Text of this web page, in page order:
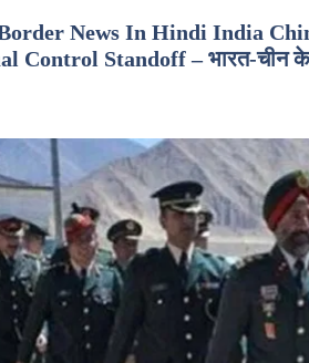
News In Hindi India
Control Standoff – भारत-चीन के